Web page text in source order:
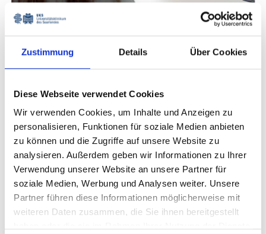
Zustimmung Details Über Cookies
Diese Webseite verwendet Cookies
Wir verwenden Cookies, um Inhalte und Anzeigen zu
personalisieren, Funktionen für soziale Medien anbieten
zu können und die Zugriffe auf unsere Website zu
analysieren. Außerdem geben wir Informationen zu Ihrer
Verwendung unserer Website an unsere Partner für
soziale Medien, Werbung und Analysen weiter. Unsere
Partner führen diese Informationen möglicherweise mit
weiteren Daten zusammen, die Sie ihnen bereitgestellt
Professionelle und passgenaue
Unterstützung von Beginn an
Informationsflyer
Unsere Schulsozialberaterin begleitet Dich
kompetent in Deinem ganz persönlichen Prozess
der Ausbildung oder des Studiums.
zum Flyer